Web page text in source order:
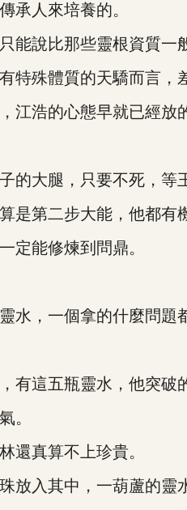
人來培養的。
說比那些靈根資質一般
殊體質的天驕而言，
浩的心態早就已經放的
大腿，只要不死，等
第二步大能，他都有機
能修煉到問鼎。
，一個拿的什麼問題
這五瓶靈水，他突破的
。
真算不上珍貴。
入其中，一葫蘆的靈水